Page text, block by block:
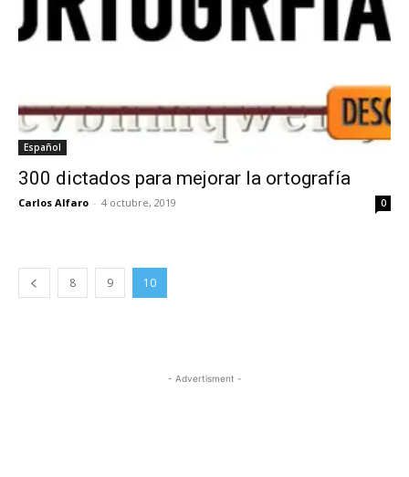
Español
300 dictados para mejorar la ortografía
Carlos Alfaro - 4 octubre, 2019 0
8 9 10
- Advertisment -